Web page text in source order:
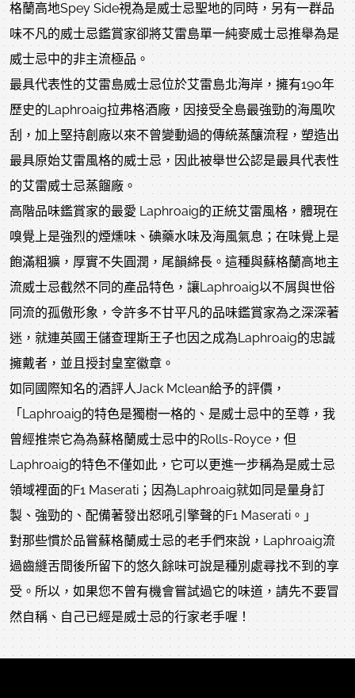
格蘭高地Spey Side視為是威士忌聖地的同時，另有一群品
味不凡的威士忌鑑賞家卻將艾雷島單一純麥威士忌推舉為是
威士忌中的非主流極品。
最具代表性的艾雷島威士忌位於艾雷島北海岸，擁有190年
歷史的Laphroaig拉弗格酒廠，因接受全島最強勁的海風吹
刮，加上堅持創廠以來不曾變動過的傳統蒸釀流程，塑造出
最具原始艾雷風格的威士忌，因此被舉世公認是最具代表性
的艾雷威士忌蒸餾廠。
高階品味鑑賞家的最愛 Laphroaig的正統艾雷風格，體現在
嗅覺上是強烈的煙燻味、碘藥水味及海風氣息；在味覺上是
飽滿粗獷，厚實不失圓潤，尾韻綿長。這種與蘇格蘭高地主
流威士忌截然不同的產品特色，讓Laphroaig以不屑與世俗
同流的孤傲形象，令許多不甘平凡的品味鑑賞家為之深深著
迷，就連英國王儲查理斯王子也因之成為Laphroaig的忠誠
擁戴者，並且授封皇室徽章。
如同國際知名的酒評人Jack Mclean給予的評價，
「Laphroaig的特色是獨樹一格的、是威士忌中的至尊，我
曾經推崇它為為蘇格蘭威士忌中的Rolls-Royce，但
Laphroaig的特色不僅如此，它可以更進一步稱為是威士忌
領域裡面的F1 Maserati；因為Laphroaig就如同是量身訂
製、強勁的、配備著發出怒吼引擎聲的F1 Maserati。」
對那些慣於品嘗蘇格蘭威士忌的老手們來說，Laphroaig流
過齒縫舌間後所留下的悠久餘味可說是種別處尋找不到的享
受。所以，如果您不曾有機會嘗試過它的味道，請先不要冒
然自稱、自己已經是威士忌的行家老手喔！